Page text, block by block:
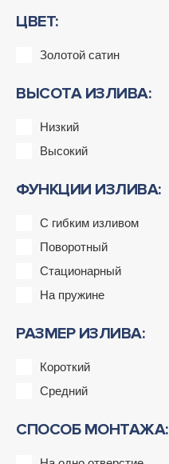
ЦВЕТ:
Золотой сатин
ВЫСОТА ИЗЛИВА:
Низкий
Высокий
ФУНКЦИИ ИЗЛИВА:
С гибким изливом
Поворотный
Стационарный
На пружине
РАЗМЕР ИЗЛИВА:
Короткий
Средний
СПОСОБ МОНТАЖА: